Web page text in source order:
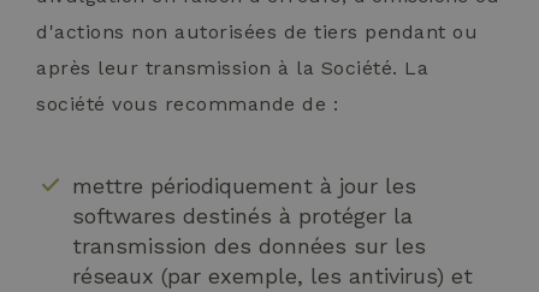
d'actions non autorisées de tiers pendant ou
après leur transmission à la Société. La
société vous recommande de :
mettre périodiquement à jour les
softwares destinés à protéger la
transmission des données sur les
réseaux (par exemple, les antivirus) et